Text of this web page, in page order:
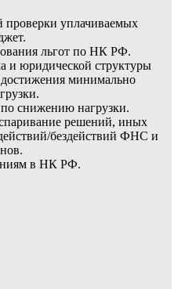
проверки уплачиваемых
льгот по НК РФ.
и юридической структуры
минимально
снижению нагрузки.
решений, иных
бездействий ФНС и
в НК РФ.